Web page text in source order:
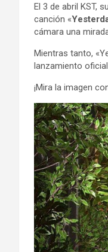
El 3 de abril KST,
canción «
cámara una
Mientras tanto,
lanzamiento
¡Mira la imagen